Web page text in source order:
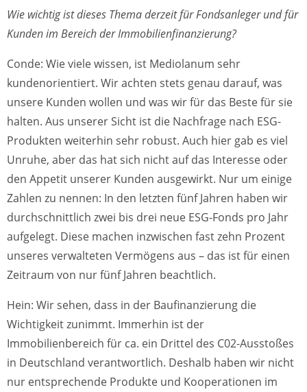
Wie wichtig ist dieses Thema derzeit für Fondsanleger und für
Kunden im Bereich der Immobilienfinanzierung?
Conde: Wie viele wissen, ist Mediolanum sehr
kundenorientiert. Wir achten stets genau darauf, was
unsere Kunden wollen und was wir für das Beste für sie
halten. Aus unserer Sicht ist die Nachfrage nach ESG-
Produkten weiterhin sehr robust. Auch hier gab es viel
Unruhe, aber das hat sich nicht auf das Interesse oder
den Appetit unserer Kunden ausgewirkt. Nur um einige
Zahlen zu nennen: In den letzten fünf Jahren haben wir
durchschnittlich zwei bis drei neue ESG-Fonds pro Jahr
aufgelegt. Diese machen inzwischen fast zehn Prozent
unseres verwalteten Vermögens aus – das ist für einen
Zeitraum von nur fünf Jahren beachtlich.
Hein: Wir sehen, dass in der Baufinanzierung die
Wichtigkeit zunimmt. Immerhin ist der
Immobilienbereich für ca. ein Drittel des C02-Ausstoßes
in Deutschland verantwortlich. Deshalb haben wir nicht
nur entsprechende Produkte und Kooperationen im